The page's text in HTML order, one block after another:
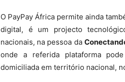
O PayPay África permite ainda
digital, é um projecto
nacionais, na pessoa da
onde a referida plataforma
domiciliada em território nacional,